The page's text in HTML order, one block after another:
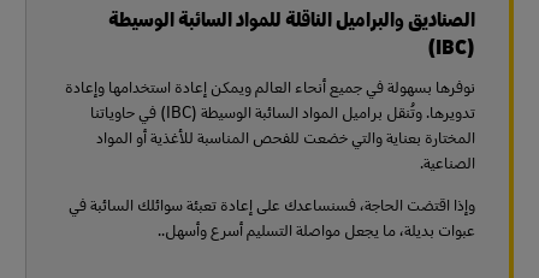
الصناديق والبراميل الناقلة للمواد السائبة الوسيطة
(IBC)
نوفرها بسهولة في جميع أنحاء العالم ويمكن إعادة استخدامها وإعادة
تدويرها. وتُنقل براميل المواد السائبة الوسيطة (IBC) في حاوياتنا
المختارة بعناية والتي خضعت للفحص المناسبة للأغذية أو المواد
الصناعية.
وإذا اقتضت الحاجة، فسنساعدك على إعادة تعبئة سوائلك السائبة في
عبوات بديلة، ما يجعل مواصلة التسليم أسرع وأسهل..